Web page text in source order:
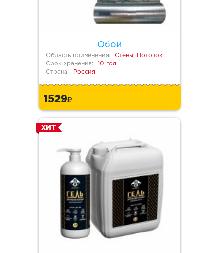
Обои
Область применения:
Стены, Потолок
Срок хранения:
10 год
Страна:
Россия
1529
ХИТ